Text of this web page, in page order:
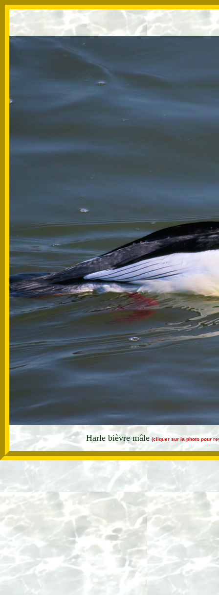
Harle bièvre mâle (cliquer sur la photo pour